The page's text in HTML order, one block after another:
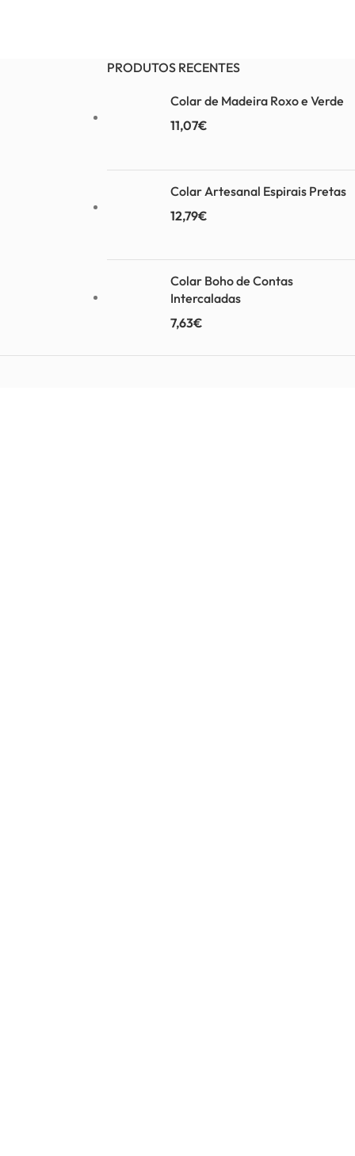
PRODUTOS RECENTES
Colar de Madeira Roxo e Verde
11,07€
Colar Artesanal Espirais Pretas
12,79€
Colar Boho de Contas
Intercaladas
7,63€